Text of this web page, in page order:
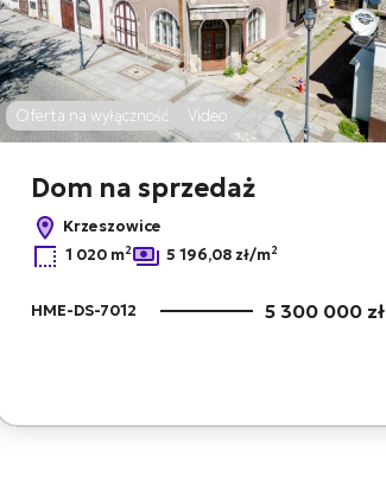
Oferta na wyłączność Video
Dom na sprzedaż
Krzeszowice
1 020 m2 5 196,08 zł/m2
HME-DS-7012 5 300 000 zł